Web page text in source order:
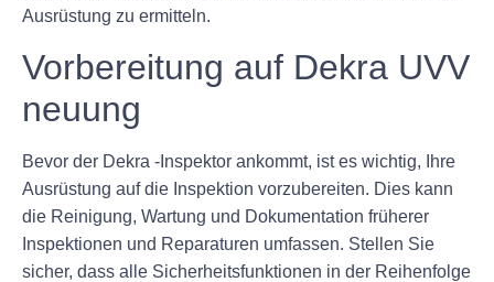
Ausrüstung zu ermitteln.
Vorbereitung auf Dekra UVV
neuung
Bevor der Dekra -Inspektor ankommt, ist es wichtig, Ihre
Ausrüstung auf die Inspektion vorzubereiten. Dies kann
die Reinigung, Wartung und Dokumentation früherer
Inspektionen und Reparaturen umfassen. Stellen Sie
sicher, dass alle Sicherheitsfunktionen in der Reihenfolge